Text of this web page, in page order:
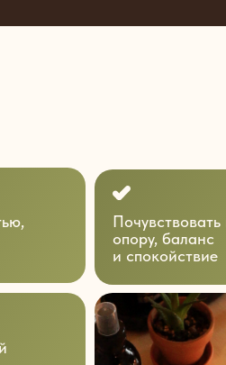
опору, баланс
и спокойствие